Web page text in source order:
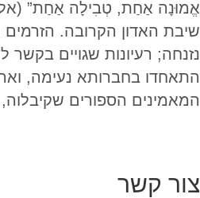
שיבת האדון הקרובה.
נזנחה; רעיונות שגויים בקשר
התאחדו בחברותא נעימה,
המאמינים הספורים
צור קשר